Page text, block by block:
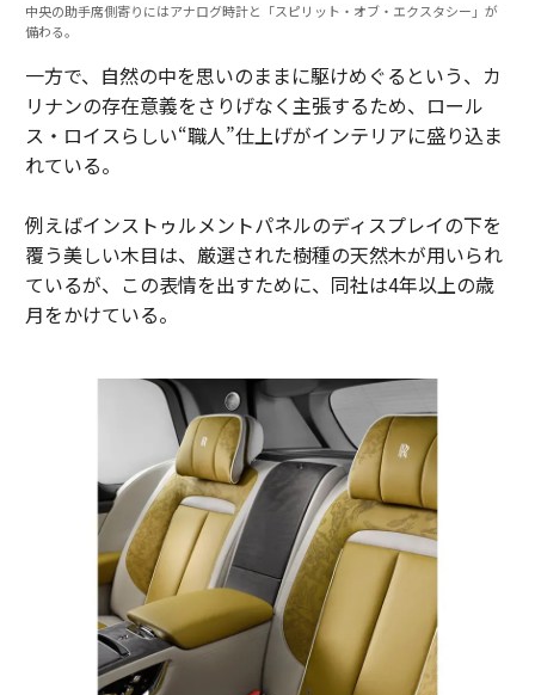
中央の助手席側寄りにはアナログ時計と「スピリット・オブ・エクスタシー」が
備わる。
一方で、自然の中を思いのままに駆けめぐるという、カ
リナンの存在意義をさりげなく主張するため、ロール
ス・ロイスらしい“職人”仕上げがインテリアに盛り込ま
れている。
例えばインストゥルメントパネルのディスプレイの下を
覆う美しい木目は、厳選された樹種の天然木が用いられ
ているが、この表情を出すために、同社は4年以上の歳
月をかけている。